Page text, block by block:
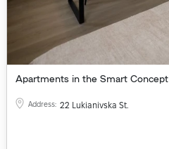
Apartments in the Smart Concept
Address: 22 Lukianivska St.